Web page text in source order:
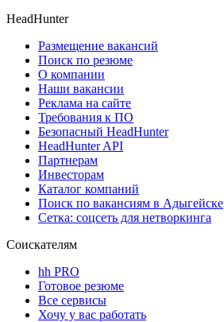
HeadHunter
Размещение вакансий
Поиск по резюме
О компании
Наши вакансии
Реклама на сайте
Требования к ПО
Безопасный HeadHunter
HeadHunter API
Партнерам
Инвесторам
Каталог компаний
Поиск по вакансиям в Адыгейске
Сетка: соцсеть для нетворкинга
Соискателям
hh PRO
Готовое резюме
Все сервисы
Хочу у вас работать